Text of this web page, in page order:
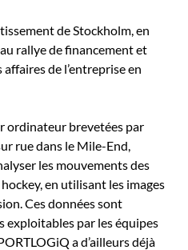
de Stockholm, en
rallye de financement et
de l’entreprise en
ordinateur brevetées par
rue dans le Mile-End,
les mouvements des
en utilisant les images
Ces données sont
par les équipes
a d’ailleurs déjà